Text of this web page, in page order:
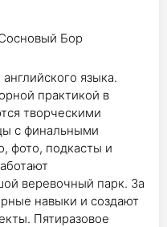
Бор
языка.
практикой в
творческими
с финальными
фото, подкасты и
веревочный парк. За
навыки и создают
Пятиразовое